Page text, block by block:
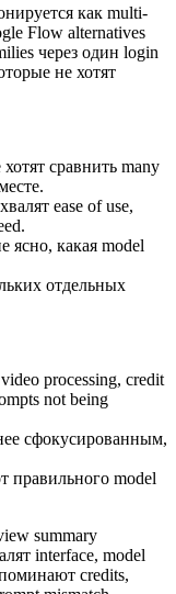
как multi-
Flow alternatives
через один login
не хотят
сравнить many
хвалят ease of use,
ясно, какая model
отдельных
processing, credit
not being
сфокусированным,
правильного model
summary
interface, model
credits,